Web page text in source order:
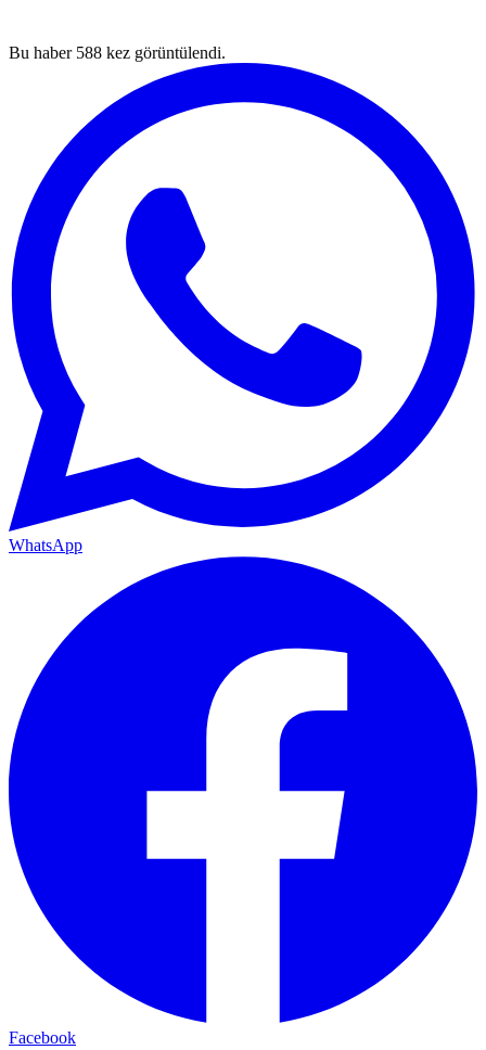
Bu haber 588 kez görüntülendi.
WhatsApp
Facebook